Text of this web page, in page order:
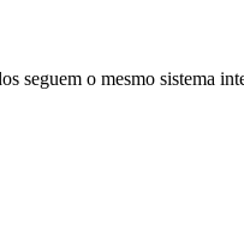
seguem o mesmo sistema